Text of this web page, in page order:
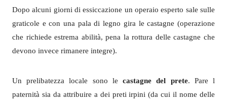
Dopo alcuni giorni di essiccazione un operaio esperto sale sulle
graticole e con una pala di legno gira le castagne (operazione
che richiede estrema abilità, pena la rottura delle castagne che
devono invece rimanere integre).
Un prelibatezza locale sono lecastagne del prete. Pare l
paternità sia da attribuire a dei preti irpini (da cui il nome delle